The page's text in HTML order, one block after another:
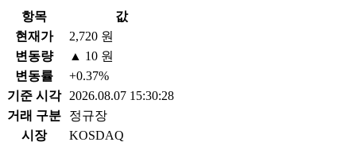
항목
값
현재가
2,720 원
변동량
▲ 10 원
변동률
+0.37%
기준 시각
2026.08.07 15:30:28
거래 구분
정규장
시장
KOSDAQ